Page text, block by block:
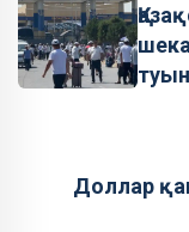
Доллар